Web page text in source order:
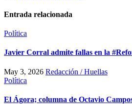
Entrada relacionada
Política
Javier Corral admite fallas en la
May 3, 2026 Redacción / Huellas
Política
El Ágora; columna de Octavio